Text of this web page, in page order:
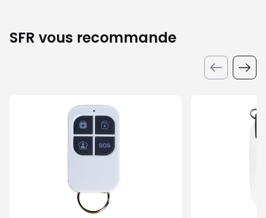
SFR vous recommande